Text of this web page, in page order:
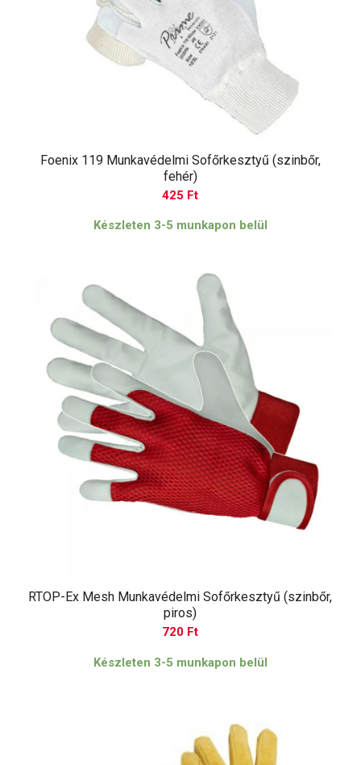
Foenix 119 Munkavédelmi Sofőrkesztyű (szinbőr,
fehér)
425 Ft
Készleten 3-5 munkapon belül
RTOP-Ex Mesh Munkavédelmi Sofőrkesztyű (szinbőr,
piros)
720 Ft
Készleten 3-5 munkapon belül